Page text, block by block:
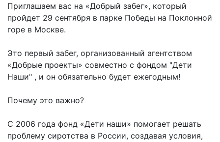
Приглашаем вас на «Добрый забег», который
пройдет 29 сентября в парке Победы на Поклонной
горе в Москве.
Это первый забег, организованный агентством
«Добрые проекты» совместно с фондом "Дети
Наши" , и он обязательно будет ежегодным!
Почему это важно?
С 2006 года фонд «Дети наши» помогает решать
проблему сиротства в России, создавая условия,